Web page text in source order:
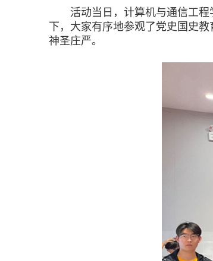
活动当日，计算机与通信工程
下，大家有序地参观了党史国史
神圣庄严。